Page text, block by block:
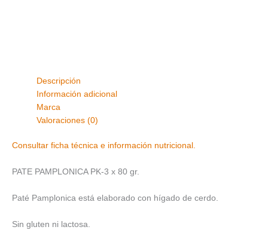
Descripción
Información adicional
Marca
Valoraciones (0)
Consultar ficha técnica e información nutricional.
PATE PAMPLONICA PK-3 x 80 gr.
Paté Pamplonica está elaborado con hígado de cerdo.
Sin gluten ni lactosa.